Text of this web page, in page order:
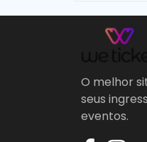
O melhor
seus
eventos.